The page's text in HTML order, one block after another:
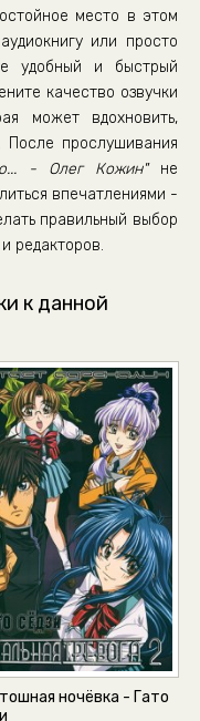
место в этом
или просто
удобный и быстрый
качество озвучки
может вдохновить,
После прослушивания
- Олег Кожин"не
впечатлениями -
правильный выбор
редакторов.
к данной
ночёвка - Гато